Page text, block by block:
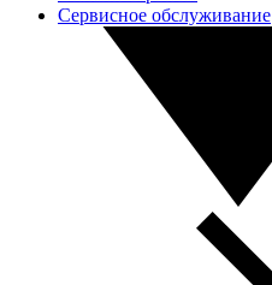
Сервисное обслуживание